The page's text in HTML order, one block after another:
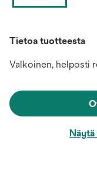
Tietoa tuotteesta
Valkoinen, helposti